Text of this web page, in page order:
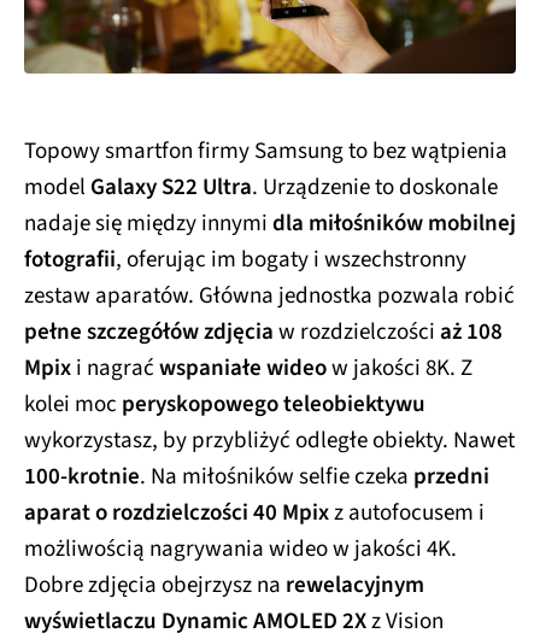
Topowy smartfon firmy Samsung to bez wątpienia
model Galaxy S22 Ultra. Urządzenie to doskonale
nadaje się między innymidla miłośników mobilnej
fotografii, oferując im bogaty i wszechstronny
zestaw aparatów. Główna jednostka pozwala robić
pełne szczegółów zdjęciaw rozdzielczościaż 108
Mpixi nagraćwspaniałe wideow jakości 8K. Z
kolei moc peryskopowego teleobiektywu
wykorzystasz, by przybliżyć odległe obiekty. Nawet
100-krotnie. Na miłośników selfie czeka przedni
aparat o rozdzielczości 40 Mpixz autofocusem i
możliwością nagrywania wideo w jakości 4K.
Dobre zdjęcia obejrzysz na rewelacyjnym
wyświetlaczu Dynamic AMOLED 2Xz Vision